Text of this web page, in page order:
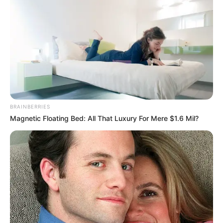
pendientes de intervenciones quirúrgicas que dependen
Vea también: Gobernador tiene con la barriga llena a
estudiantes: Colegios salen ganando
Flor Beltrán también expresó su preocupación por la
atención prestada por algunos profesionales de la salud.
Indicó que ha sido atendida por médicos sin suficiente
experiencia clínica, lo que, según su percepción, incide en
la calidad del servicio recibido. A pesar de que esta
situación no contradice directamente la normativa, sí
plantea interrogantes sobre losestándares de formación
y supervisión del talento humanoen las EPS.
Frente a estos casos, la Superintendencia Nacional de
Salud recuerda que los usuarios puedeninterponer
tutelascuando sus derechos fundamentales sean
vulnerados, especialmente en temas de acceso oportuno
a servicios médicos. Sin embargo, los periodistas de
BRAINBERRIES
Magnetic Floating Bed: All That Luxury For Mere $1.6 Mil?